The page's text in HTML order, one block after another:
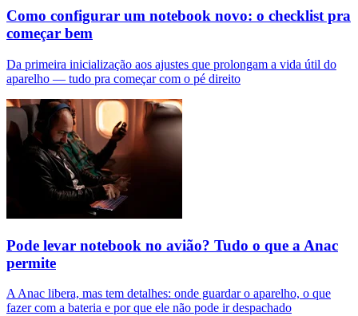
Como configurar um notebook novo: o checklist pra
começar bem
Da primeira inicialização aos ajustes que prolongam a vida útil do
aparelho — tudo pra começar com o pé direito
Pode levar notebook no avião? Tudo o que a Anac
permite
A Anac libera, mas tem detalhes: onde guardar o aparelho, o que
fazer com a bateria e por que ele não pode ir despachado